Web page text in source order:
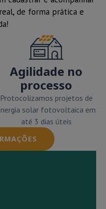
de forma prática e
Agilidade no
processo
Protocolizamos projetos de
solar fotovoltaica em
até 3 dias úteis